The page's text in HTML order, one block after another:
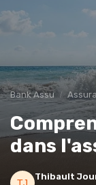
Bank Assu
dans
Thibault